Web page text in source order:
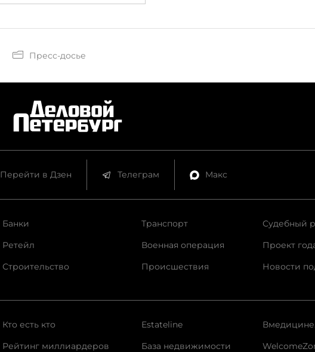
Пресс-досье
Перейти в Дзен Телеграм Макс
Банки
Ретейл
Строительство
Транспорт
Военная операция
Происшествия
Судебный
Проект
Новости
Кто есть кто
Рейтинг миллиардеров
Estateline
База недвижимости